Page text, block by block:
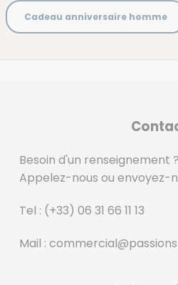
Cadeau anniversaire homme
Besoin d'un renseignement ?
Appelez-nous ou envoyez-
Tel : (+33) 06 31 66 11 13
Mail :